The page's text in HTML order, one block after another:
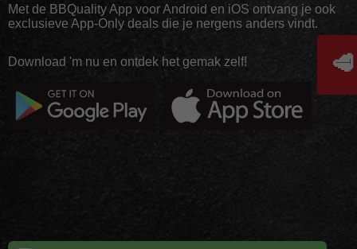
Met de BBQuality App voor Android en iOS ontvang je ook
exclusieve App-Only deals die je nergens anders vindt.
Download 'm nu en ontdek het gemak zelf! 🥩